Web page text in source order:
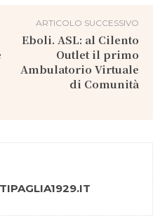
ARTICOLO SUCCESSIVO
Eboli. ASL: al Cilento
Outlet il primo
Ambulatorio Virtuale
di Comunità